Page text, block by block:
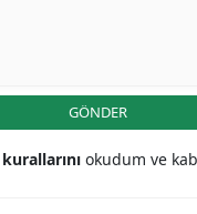
GÖNDER
okudum ve